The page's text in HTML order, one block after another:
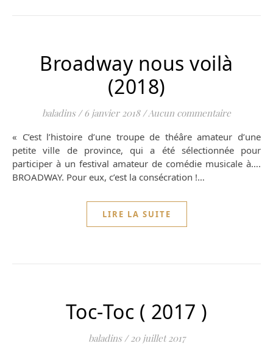
Broadway nous voilà
(2018)
baladins / 6 janvier 2018 /Aucun commentaire
« C’est l’histoire d’une troupe de théâre amateur d’une
petite ville de province, qui a été sélectionnée pour
participer à un festival amateur de comédie musicale à….
BROADWAY. Pour eux, c’est la consécration !…
LIRE LA SUITE
Toc-Toc ( 2017 )
baladins / 20 juillet 2017